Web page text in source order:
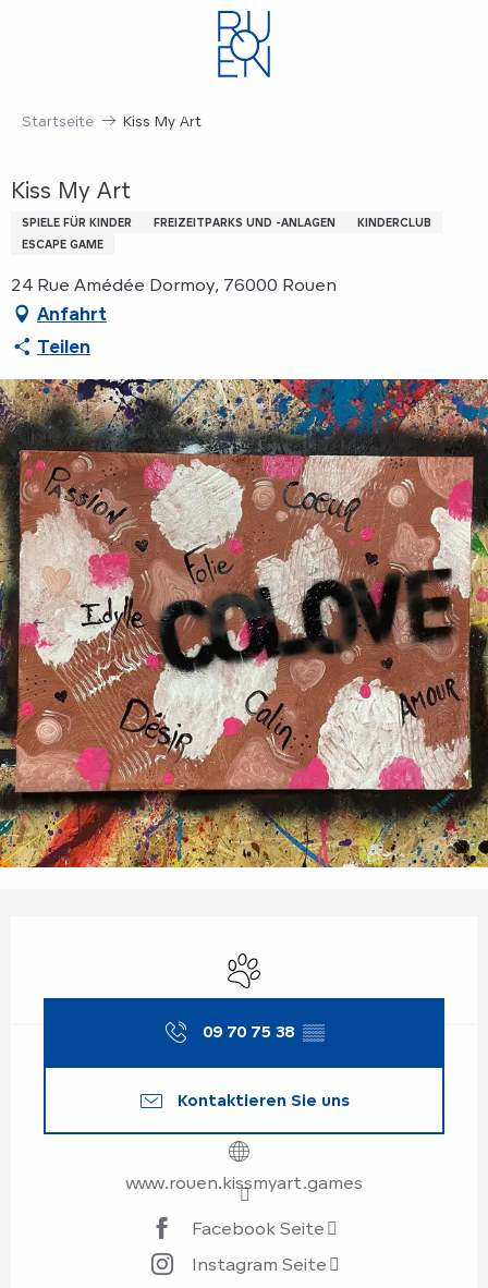
Startseite Kiss My Art
Kiss My Art
SPIELE FÜR KINDER FREIZEITPARKS UND -ANLAGEN
KINDERCLUB
ESCAPE GAME
24 Rue Amédée Dormoy, 76000 Rouen
Anfahrt
Teilen
Tiere erlaubt
09 70 75 38 ▒▒
Kontaktieren Sie uns
www.rouen.kissmyart.games
Facebook Seite
Instagram Seite